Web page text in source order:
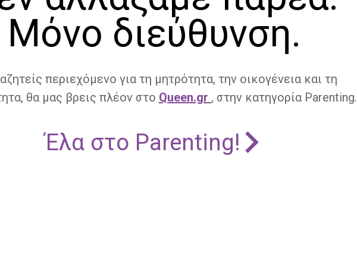
Μόνο διεύθυνση.
περιεχόμενο για τη μητρότητα, την οικογένεια και τη
θα μας βρεις πλέον στο Queen.gr , στην κατηγορία Parenting.
Έλα στο Parenting!